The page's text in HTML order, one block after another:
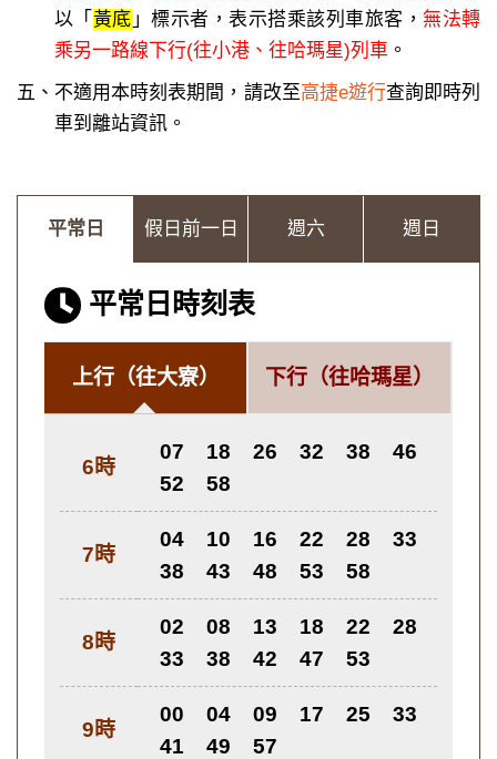
以「 黃底 」標示者，表示搭乘該列車旅客，無法轉
乘另一路線下行(往小港、往哈瑪星)列車 。
五、不適用本時刻表期間，請改至高捷e遊行查詢即時列
車到離站資訊。
平常日 假日前一日 週六 週日
平常日時刻表
上行（往大寮） 下行 （往哈瑪星）
6時
07 18 26 32 38
46
52
58
7時
04 10 16 22 28
33
38
43 48 53 58
8時
02 08 13 18 22
28
33
38 42 47 53
9時
00 04 09 17 25
33
41
49 57